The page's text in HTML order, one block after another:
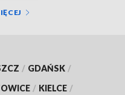
/ GDAŃSK /
/ KIELCE /